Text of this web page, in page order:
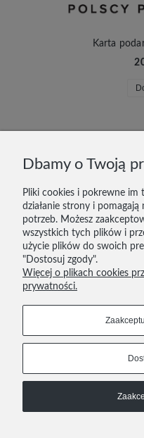
Karta
Dbamy o Twoją
Pliki cookies i pokrewne im
działanie strony i
potrzeb. Możesz
wszystkich tych plików i
użycie plików do swoich
"Dostosuj zgody".
Więcej o plikach cookies
prywatności.